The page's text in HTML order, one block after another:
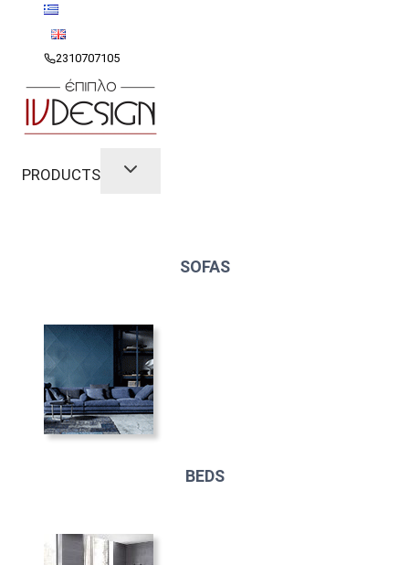
content2310707105
PRODUCTS
SOFAS
BEDS